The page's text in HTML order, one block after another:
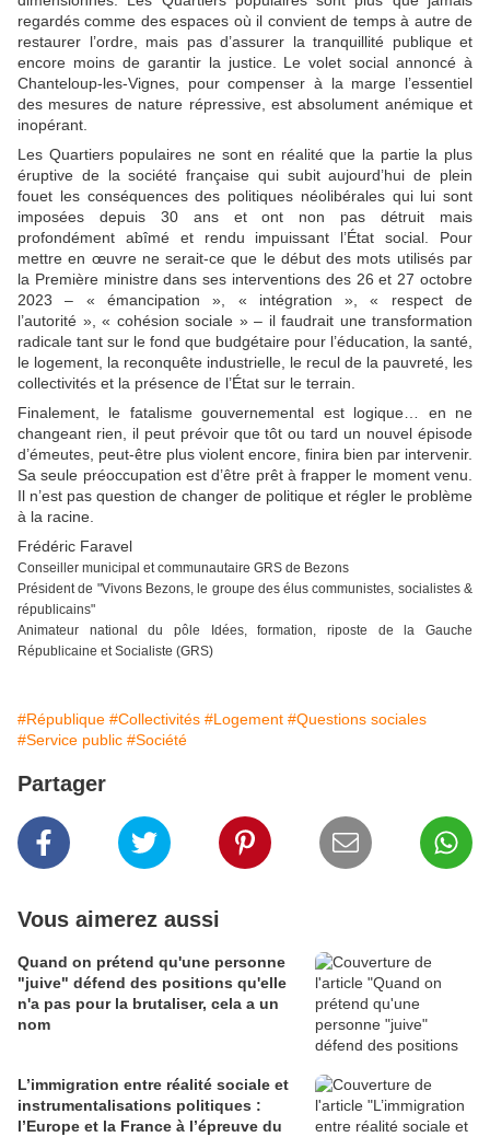
regardés comme des espaces où il convient de temps à autre de
restaurer l’ordre, mais pas d’assurer la tranquillité publique et
encore moins de garantir la justice. Le volet social annoncé à
Chanteloup-les-Vignes, pour compenser à la marge l’essentiel
des mesures de nature répressive, est absolument anémique et
inopérant.
Les Quartiers populaires ne sont en réalité que la partie la plus
éruptive de la société française qui subit aujourd’hui de plein
fouet les conséquences des politiques néolibérales qui lui sont
imposées depuis 30 ans et ont non pas détruit mais
profondément abîmé et rendu impuissant l’État social. Pour
mettre en œuvre ne serait-ce que le début des mots utilisés par
la Première ministre dans ses interventions des 26 et 27 octobre
2023 – « émancipation », « intégration », « respect de
l’autorité », « cohésion sociale » – il faudrait une transformation
radicale tant sur le fond que budgétaire pour l’éducation, la santé,
le logement, la reconquête industrielle, le recul de la pauvreté, les
collectivités et la présence de l’État sur le terrain.
Finalement, le fatalisme gouvernemental est logique… en ne
changeant rien, il peut prévoir que tôt ou tard un nouvel épisode
d’émeutes, peut-être plus violent encore, finira bien par intervenir.
Sa seule préoccupation est d’être prêt à frapper le moment venu.
Il n’est pas question de changer de politique et régler le problème
à la racine.
Frédéric Faravel
Conseiller municipal et communautaire GRS de Bezons
Président de "Vivons Bezons, le groupe des élus communistes, socialistes &
républicains"
Animateur national du pôle Idées, formation, riposte de la Gauche
Républicaine et Socialiste (GRS)
#République #Collectivités #Logement #Questions sociales
#Service public #Société
Partager
Vous aimerez aussi
Quand on prétend qu'une personne
"juive" défend des positions qu'elle
n'a pas pour la brutaliser, cela a un
nom
L’immigration entre réalité sociale et
instrumentalisations politiques :
l’Europe et la France à l’épreuve du